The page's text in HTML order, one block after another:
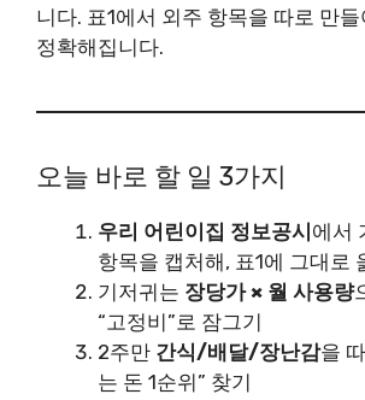
니다. 표1에서 외주 항목을 따로 만
정확해집니다.
오늘 바로 할 일 3가지
우리 어린이집 정보공시 에서
항목을 캡처해, 표1에 그대로
기저귀는 장당가 × 월 사용량
“고정비”로 잠그기
2주만 간식/배달/장난감을
는 돈 1순위” 찾기